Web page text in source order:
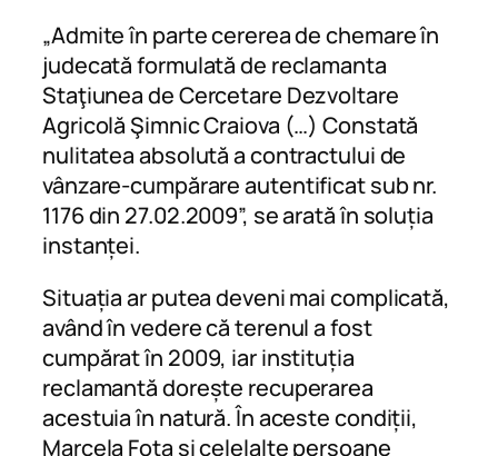
„Admite în parte cererea de chemare în
judecată formulată de reclamanta
Staţiunea de Cercetare Dezvoltare
Agricolă Şimnic Craiova (…) Constată
nulitatea absolută a contractului de
vânzare-cumpărare autentificat sub nr.
1176 din 27.02.2009”, se arată în soluția
instanței.
Situația ar putea deveni mai complicată,
având în vedere că terenul a fost
cumpărat în 2009, iar instituția
reclamantă dorește recuperarea
acestuia în natură. În aceste condiții,
Marcela Fota și celelalte persoane